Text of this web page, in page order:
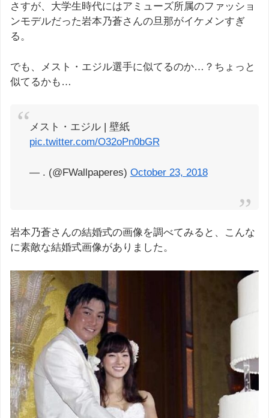
さすが、大学生時代にはアミューズ所属のファッショ
ンモデルだった岩本乃蒼さんの旦那がイケメンすぎ
る。
でも、メスト・エジル選手に似てるのか…？ちょっと
似てるかも…
メスト・エジル | 壁紙
pic.twitter.com/O32oPn0bGR
— . (@FWallpaperes) October 23, 2018
岩本乃蒼さんの結婚式の画像を調べてみると、こんな
に素敵な結婚式画像がありました。